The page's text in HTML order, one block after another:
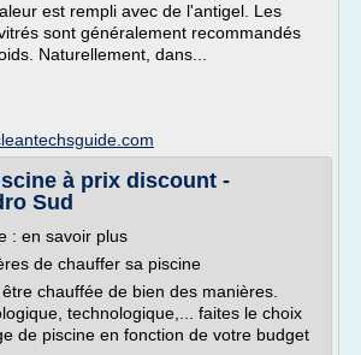
est rempli avec de l'antigel. Les
sont généralement recommandés
Naturellement, dans...
à prix discount -
Sud
: en savoir plus
de chauffer sa piscine
chauffée de bien des manières.
technologique,... faites le choix
de piscine en fonction de votre budget